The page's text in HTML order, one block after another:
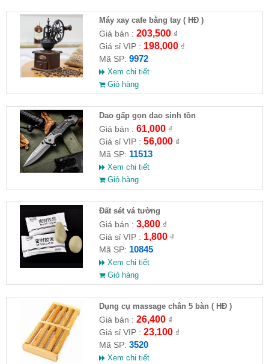
Máy xay cafe bằng tay ( HĐ )
Giá bán : 203,500₫
Giá sỉ VIP : 198,000₫
Mã SP: 9972
Xem chi tiết
Giỏ hàng
Dao gấp gọn dao sinh tồn
Giá bán : 61,000₫
Giá sỉ VIP : 56,000₫
Mã SP: 11513
Xem chi tiết
Giỏ hàng
Đất sét vá tường
Giá bán : 3,800₫
Giá sỉ VIP : 1,800₫
Mã SP: 10845
Xem chi tiết
Giỏ hàng
Dụng cụ massage chân 5 bàn ( HĐ )
Giá bán : 26,400₫
Giá sỉ VIP : 23,100₫
Mã SP: 3520
Xem chi tiết